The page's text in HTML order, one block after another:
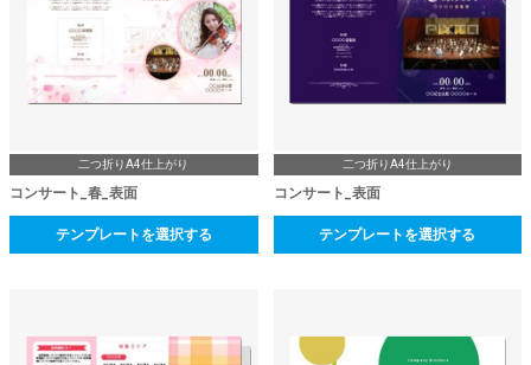
二つ折りA4仕上がり
コンサート_春_表面
テンプレートを選択する
二つ折りA4仕上がり
コンサート_表面
テンプレートを選択する